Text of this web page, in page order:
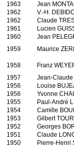
1963
Jean
1962
V.-H.
1962
Claude
1961
Lucien
1960
Jean
1959
Maurice
1958
Franz
1957
Jean-
1956
Louise
1956
Yvonne
1955
Paul-André
1954
Camille
1953
Gilbert
1952
Georges
1951
Claude
1950
Pierre-Henri